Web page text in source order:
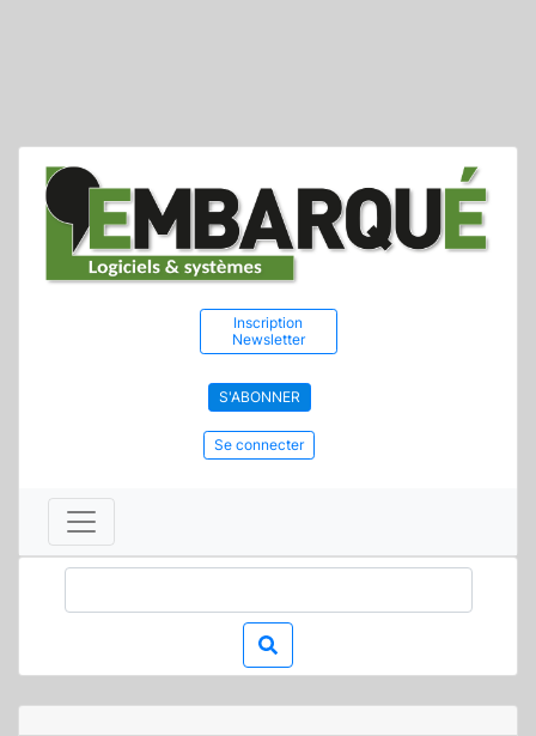
Inscription
Newsletter
S'ABONNER
Se connecter